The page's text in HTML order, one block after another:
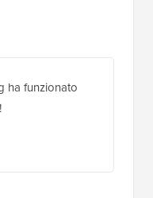
ha funzionato